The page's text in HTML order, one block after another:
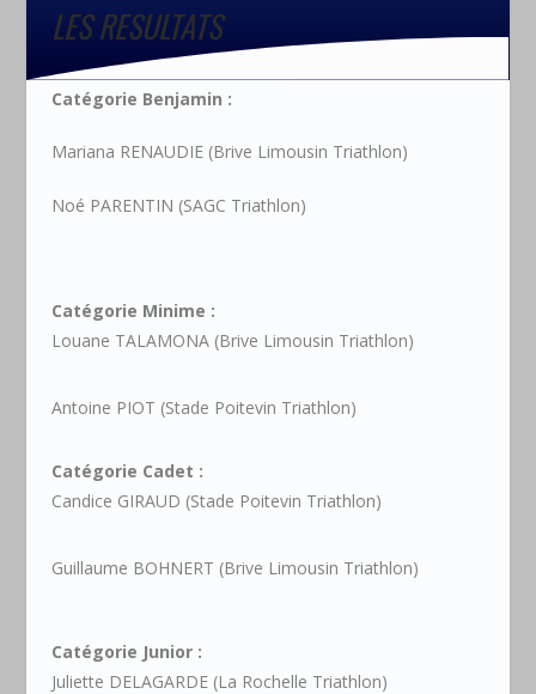
LES RESULTATS
Catégorie Benjamin :
Mariana RENAUDIE (Brive Limousin Triathlon)
Noé PARENTIN (SAGC Triathlon)
Catégorie Minime :
Louane TALAMONA (Brive Limousin Triathlon)
Antoine PIOT (Stade Poitevin Triathlon)
Catégorie Cadet :
Candice GIRAUD (Stade Poitevin Triathlon)
Guillaume BOHNERT (Brive Limousin Triathlon)
Catégorie Junior :
Juliette DELAGARDE (La Rochelle Triathlon)